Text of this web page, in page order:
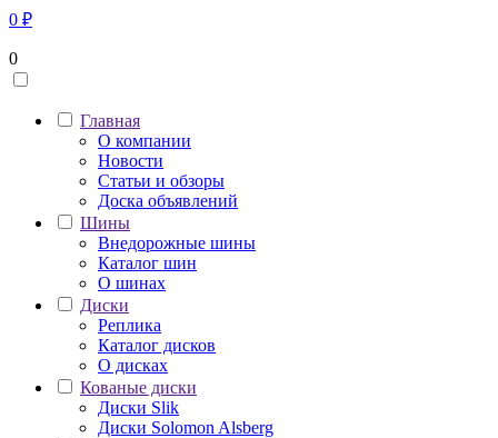
0 ₽
0
Главная
О компании
Новости
Статьи и обзоры
Доска объявлений
Шины
Внедорожные шины
Каталог шин
О шинах
Диски
Реплика
Каталог дисков
О дисках
Кованые диски
Диски Slik
Диски Solomon Alsberg